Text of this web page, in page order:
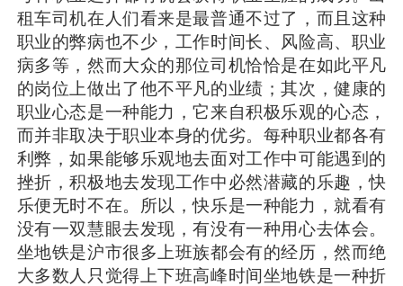
租车司机在人们看来是最普通不过了，而且这种
职业的弊病也不少，工作时间长、风险高、职业
病多等，然而大众的那位司机恰恰是在如此平凡
的岗位上做出了他不平凡的业绩；其次，健康的
职业心态是一种能力，它来自积极乐观的心态，
而并非取决于职业本身的优劣。每种职业都各有
利弊，如果能够乐观地去面对工作中可能遇到的
挫折，积极地去发现工作中必然潜藏的乐趣，快
乐便无时不在。所以，快乐是一种能力，就看有
没有一双慧眼去发现，有没有一种用心去体会。
坐地铁是沪市很多上班族都会有的经历，然而绝
大多数人只觉得上下班高峰时间坐地铁是一种折